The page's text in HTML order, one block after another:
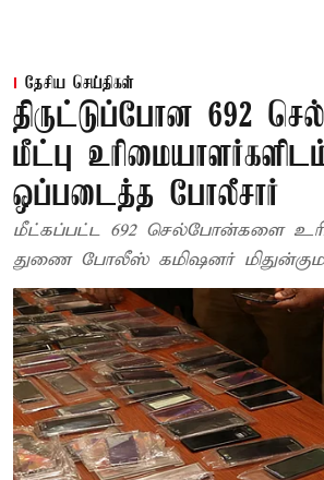
தேசிய செய்திகள்
திருட்டுப்போன 692
மீட்பு
ஒப்படைத்த போலீசார்
மீட்கப்பட்ட 692 செல்போன்களை
துணை போலீஸ் கமிஷனர்